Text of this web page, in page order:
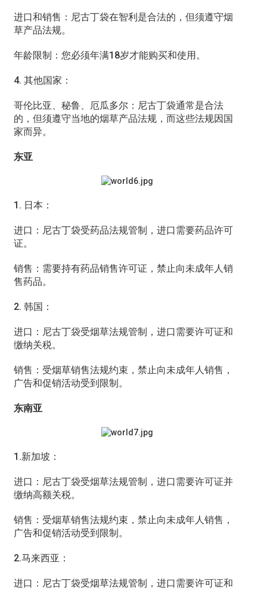
进口和销售：尼古丁袋在智利是合法的，但须遵守烟
草产品法规。
年龄限制：您必须年满18岁才能购买和使用。
4. 其他国家：
哥伦比亚、秘鲁、厄瓜多尔：尼古丁袋通常是合法
的，但须遵守当地的烟草产品法规，而这些法规因国
家而异。
东亚
1. 日本：
进口：尼古丁袋受药品法规管制，进口需要药品许可
证。
销售：需要持有药品销售许可证，禁止向未成年人销
售药品。
2. 韩国：
进口：尼古丁袋受烟草法规管制，进口需要许可证和
缴纳关税。
销售：受烟草销售法规约束，禁止向未成年人销售，
广告和促销活动受到限制。
东南亚
1.新加坡：
进口：尼古丁袋受烟草法规管制，进口需要许可证并
缴纳高额关税。
销售：受烟草销售法规约束，禁止向未成年人销售，
广告和促销活动受到限制。
2.马来西亚：
进口：尼古丁袋受烟草法规管制，进口需要许可证和